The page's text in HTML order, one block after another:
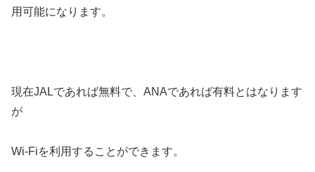
用可能になります。
現在JALであれば無料で、ANAであれば有料とはなります
が
Wi-Fiを利用することができます。